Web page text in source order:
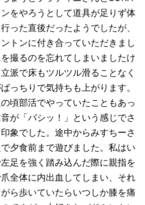
をやろうとして道具が足りず体
った直後だったようでしたが、
トンに付き合っていただきまし
撮るのを忘れてしまいましたけ
派で床もツルツル滑ることなく
っちりで気持ちも上がります。
頃部活でやっていたこともあっ
が「バシッ！」という感じでさ
象でした。途中からみすちーさ
夕食前まで遊びました。私はい
足を強く踏み込んだ際に親指を
全体に内出血してしまい、それ
ら歩いていたらいつしか膝を痛